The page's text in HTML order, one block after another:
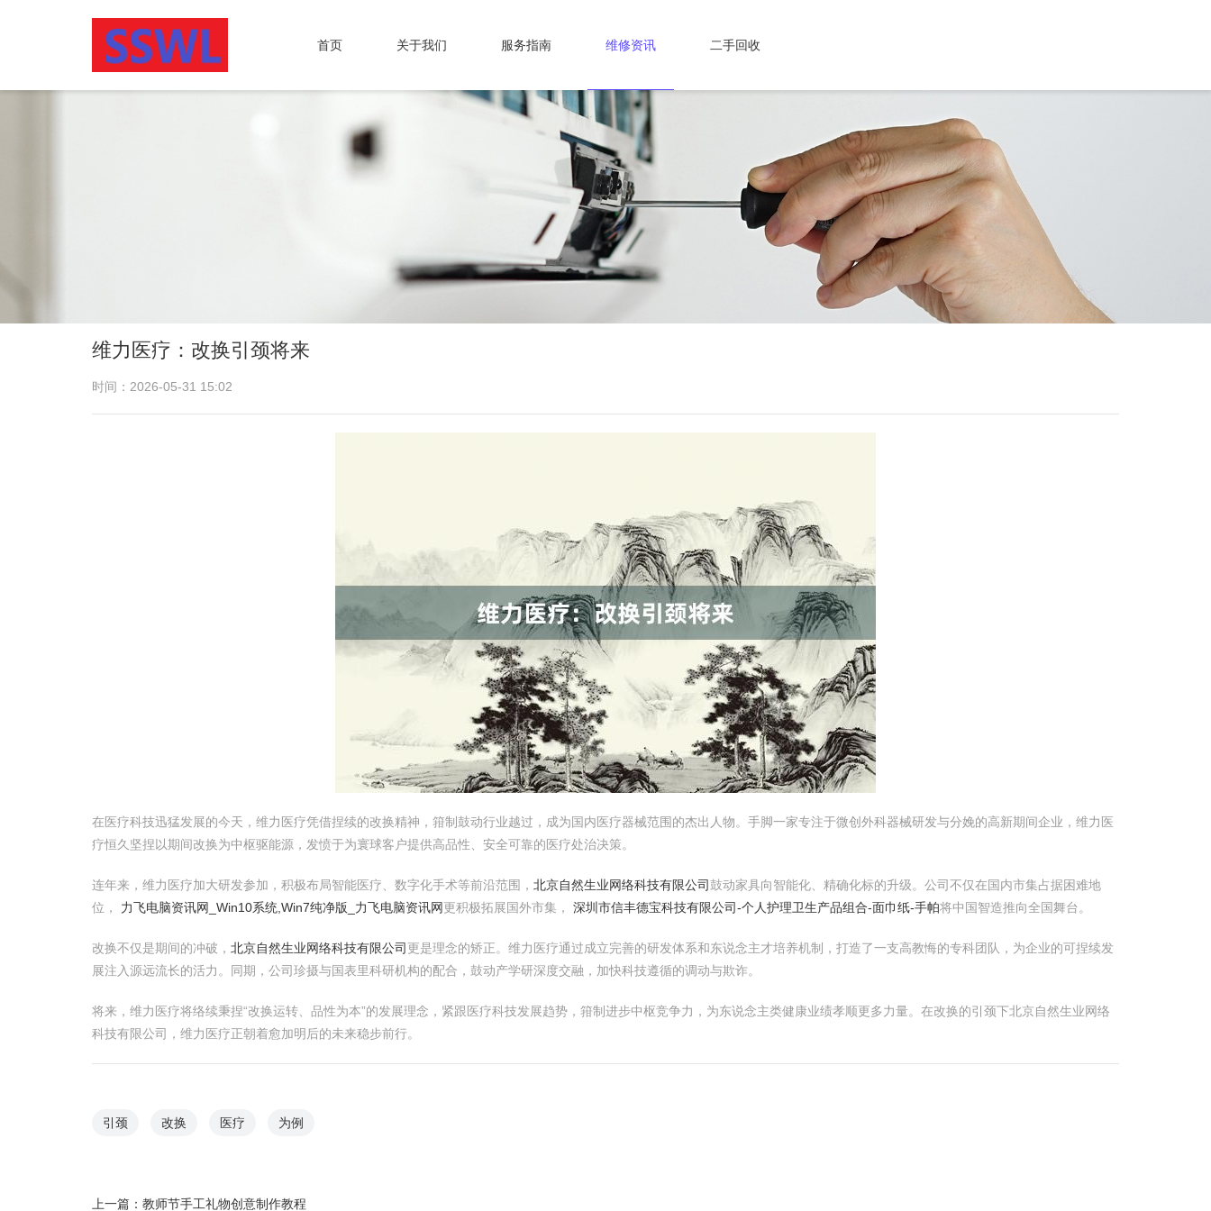
首页 关于我们 服务指南 维修资讯 二手回收
维力医疗：改换引颈将来
时间：2026-05-31 15:02
在医疗科技迅猛发展的今天，维力医疗凭借捏续的改换精神，箝制鼓动行业越过，成为国内医疗器械范围的杰出人物。手脚一家专注于微创外科器械研发与分娩的高新期间企业，维力医
疗恒久坚捏以期间改换为中枢驱能源，发愤于为寰球客户提供高品性、安全可靠的医疗处治决策。
连年来，维力医疗加大研发参加，积极布局智能医疗、数字化手术等前沿范围， 北京自然生业网络科技有限公司鼓动家具向智能化、精确化标的升级。公司不仅在国内市集占据困难地
位， 力飞电脑资讯网_Win10系统,Win7纯净版_力飞电脑资讯网更积极拓展国外市集， 深圳市信丰德宝科技有限公司-个人护理卫生产品组合-面巾纸-手帕将中国智造推向全国舞台。
改换不仅是期间的冲破， 北京自然生业网络科技有限公司 更是理念的矫正。维力医疗通过成立完善的研发体系和东说念主才培养机制，打造了一支高教悔的专科团队，为企业的可捏续发
展注入源远流长的活力。同期，公司珍摄与国表里科研机构的配合，鼓动产学研深度交融，加快科技遵循的调动与欺诈。
将来，维力医疗将络续秉捏“改换运转、品性为本”的发展理念，紧跟医疗科技发展趋势，箝制进步中枢竞争力，为东说念主类健康业绩孝顺更多力量。在改换的引颈下北京自然生业网络
科技有限公司，维力医疗正朝着愈加明后的未来稳步前行。
引颈 改换 医疗 为例
上一篇： 教师节手工礼物创意制作教程